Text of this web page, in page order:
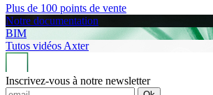
Plus de 100 points de vente
Notre documentation
BIM
Tutos vidéos Axter
Inscrivez-vous à notre newsletter